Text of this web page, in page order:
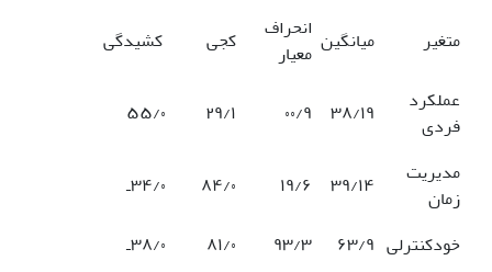
متغیر
میانگین انحراف
معیار
کجی
کشیدگی
عملکرد
فردی
۳۸/۱۹ ۰۰/۹ ۲۹/۱
۵۵/۰
مدیریت
زمان
۳۹/۱۴ ۱۹/۶ ۸۴/۰
۳۴/۰ـ
خودکنترلی ۶۳/۹ ۹۳/۳ ۸۱/۰
۳۸/۰ـ